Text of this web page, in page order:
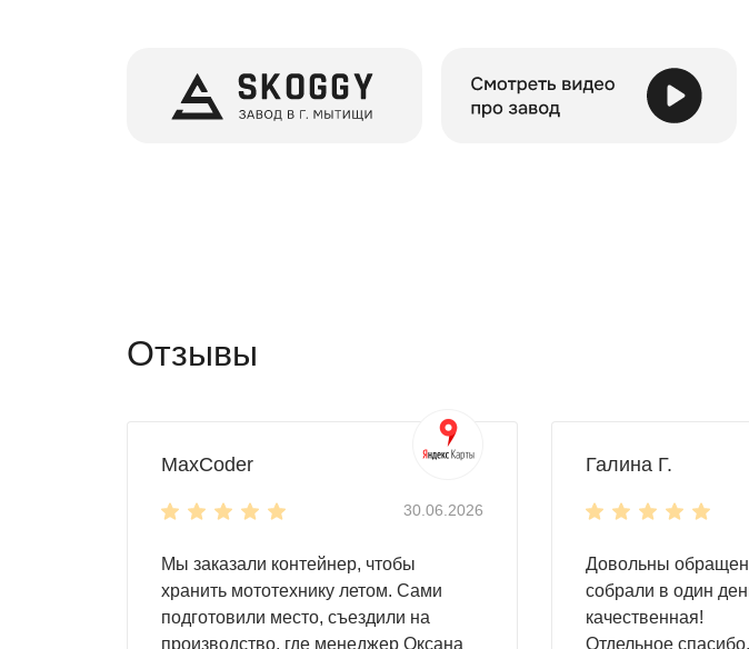
ящики и крючки для инструментов
Особенности модели
высота в коньке - 2,45 м
Цвет можно выбрать любой из стандартных RAL. Но также доступны
Отзывы
MaxCoder
30.06.2026
Мы заказали контейнер, чтобы
хранить мототехнику летом. Сами
подготовили место, съездили на
производство, где менеджер Оксана
Галина Г.
Довольны
собрали в один
качественная!
Отдельное